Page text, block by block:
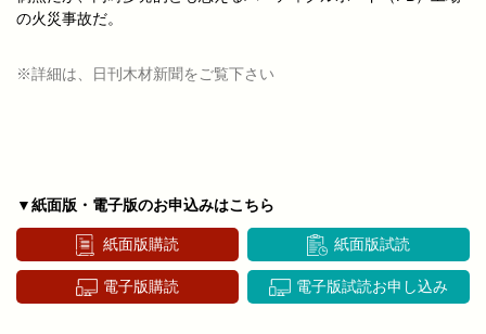
の火災事故だ。
※詳細は、日刊木材新聞をご覧下さい
▼紙面版・電子版のお申込みはこちら
紙面版購読 紙面版試読
電子版購読 電子版試読お申し込み